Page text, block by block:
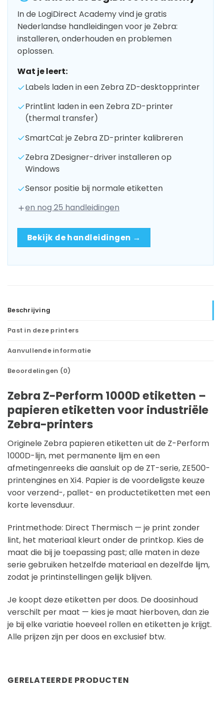
In de LogiDirect Academy vind je gratis
Nederlandse handleidingen voor je Zebra:
installeren, onderhouden en problemen
oplossen.
Wat je leert:
Labels laden in een Zebra ZD-desktopprinter
Printlint laden in een Zebra ZD-printer
(thermal transfer)
SmartCal: je Zebra ZD-printer kalibreren
Zebra ZDesigner-driver installeren op
Windows
Sensor positie bij normale etiketten
en nog 25 handleidingen
Bekijk de handleidingen →
Beschrijving
Past in deze printers
Aanvullende informatie
Beoordelingen (0)
Zebra Z-Perform 1000D etiketten –
papieren etiketten voor industriële
Zebra-printers
Originele Zebra papieren etiketten uit de Z-Perform
1000D-lijn, met permanente lijm en een
afmetingenreeks die aansluit op de ZT-serie, ZE500-
printengines en Xi4. Papier is de voordeligste keuze
voor verzend-, pallet- en productetiketten met een
korte levensduur.
Printmethode: Direct Thermisch — je print zonder
lint, het materiaal kleurt onder de printkop. Kies de
maat die bij je toepassing past; alle maten in deze
serie gebruiken hetzelfde materiaal en dezelfde lijm,
zodat je printinstellingen gelijk blijven.
Je koopt deze etiketten per doos. De doosinhoud
verschilt per maat — kies je maat hierboven, dan zie
je bij elke variatie hoeveel rollen en etiketten je krijgt.
Alle prijzen zijn per doos en exclusief btw.
GERELATEERDE PRODUCTEN